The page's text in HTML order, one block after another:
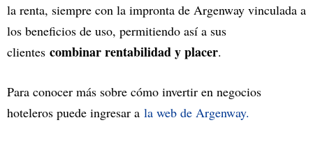
la renta, siempre con la impronta de Argenway vinculada a
los beneficios de uso, permitiendo así a sus
clientes combinar rentabilidad y placer.
Para conocer más sobre cómo invertir en negocios
hoteleros puede ingresar a la web de Argenway.